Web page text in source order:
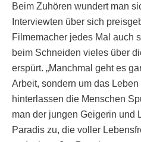
Beim Zuhören wundert man
Interviewten über sich
Filmemacher jedes Mal auch
beim Schneiden vieles über
erspürt. „Manchmal geht es
Arbeit, sondern um das
hinterlassen die Menschen
man der jungen Geigerin und
Paradis zu, die voller